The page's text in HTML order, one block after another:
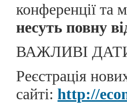
конференції та
несуть повну
ВАЖЛИВІ
Реєстрація
сайті:http://